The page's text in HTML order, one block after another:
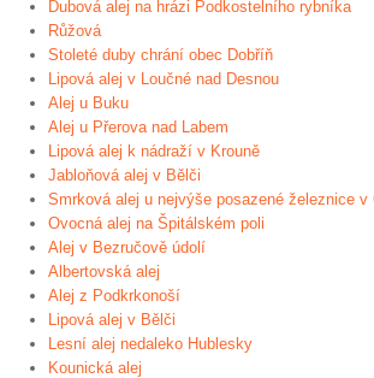
Dubová alej na hrázi Podkostelního rybníka
Růžová
Stoleté duby chrání obec Dobříň
Lipová alej v Loučné nad Desnou
Alej u Buku
Alej u Přerova nad Labem
Lipová alej k nádraží v Krouně
Jabloňová alej v Bělči
Smrková alej u nejvýše posazené železnice v
Ovocná alej na Špitálském poli
Alej v Bezručově údolí
Albertovská alej
Alej z Podkrkonoší
Lipová alej v Bělči
Lesní alej nedaleko Hublesky
Kounická alej